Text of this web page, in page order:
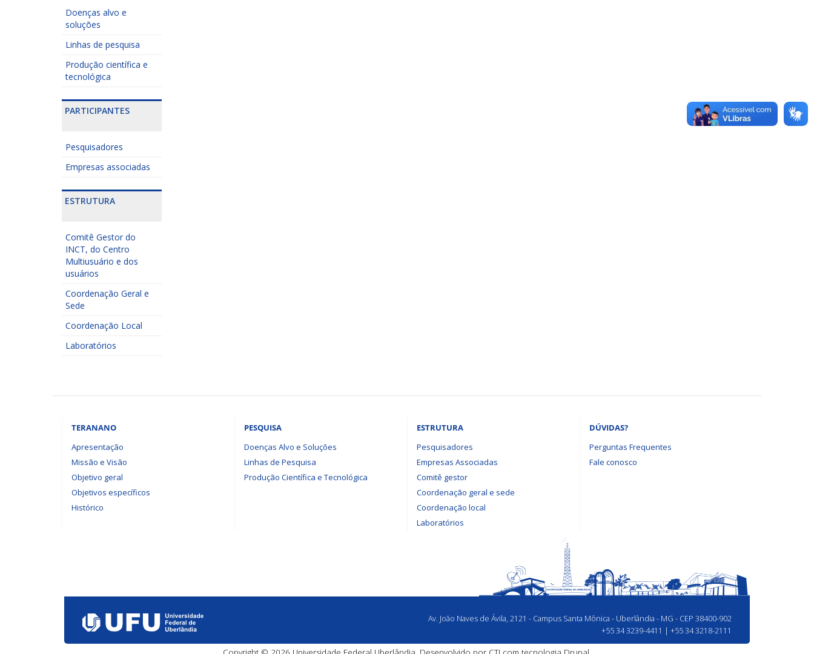
Doenças alvo e
soluções
Linhas de pesquisa
Produção científica e
tecnológica
PARTICIPANTES
Pesquisadores
Empresas associadas
ESTRUTURA
Comitê Gestor do
INCT, do Centro
Multiusuário e dos
usuários
Coordenação Geral e
Sede
Coordenação Local
Laboratórios
TERANANO
Apresentação
Missão e Visão
Objetivo geral
Objetivos específicos
Histórico
PESQUISA
Doenças Alvo e Soluções
Linhas de Pesquisa
Produção Científica e Tecnológica
ESTRUTURA
Pesquisadores
Empresas Associadas
Comitê gestor
Coordenação geral e sede
Coordenação local
Laboratórios
DÚVIDAS?
Perguntas Frequentes
Fale conosco
Av. João Naves de Ávila, 2121 - Campus Santa Mônica - Uberlândia - MG - CEP 38400-902
+55 34 3239-4411 | +55 34 3218-2111